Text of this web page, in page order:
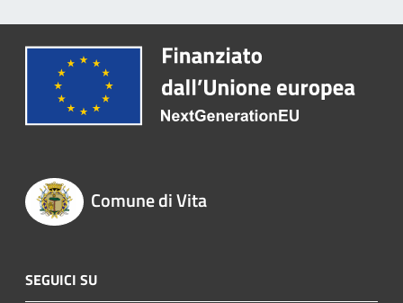
Comune di Vita
SEGUICI SU